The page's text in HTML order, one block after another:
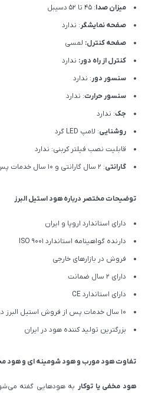
میزان صدا: 45 تا 52 دسیبل
صفحه نمایشگر: ندارد
صفحه کنترل: لمسی
کنترل از راه دور: ندارد
سنسور دور: ندارد
سنسور حرارت: ندارد
جک: ندارد
روشنایی: لامپ LED گرد
قابلیت نصب فیلتر کربنی: ندارد
گارانتی: 2 سال گارانتی و 10 سال خدمات پس از فروش استیل البرز
توضیحات مختصر درباره هود استیل البرز
دارای استاندارد اروپا و ایران
دارنده گواهینامه استاندارد ISO 9001
فروش در بازارهای خارجی
دارای 2 سال ضمانت
دارای استاندارد CE
10 سال خدمات پس از فروش استیل البرز در سراسر کشور
بزرگترین تولید کننده هود در ایران
تفاوت هود مورب و هود شومینه ای و هود
هود مخفی یا توکار به هودهایی گفته